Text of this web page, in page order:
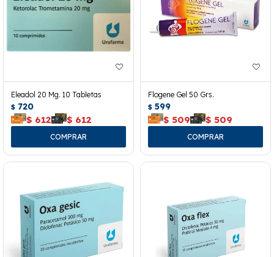
Eleadol 20 Mg. 10 Tabletas
$ 720
$ 612 $ 612
Flogene Gel 50 Grs.
$ 599
$ 509 $ 509